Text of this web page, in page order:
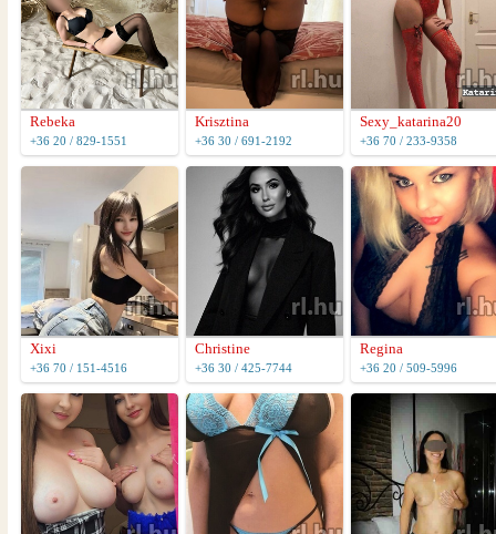
Rebeka
+36 20 / 829-1551
Krisztina
+36 30 / 691-2192
Sexy_katarina20
+36 70 / 233-9358
Xixi
+36 70 / 151-4516
Christine
+36 30 / 425-7744
Regina
+36 20 / 509-5996